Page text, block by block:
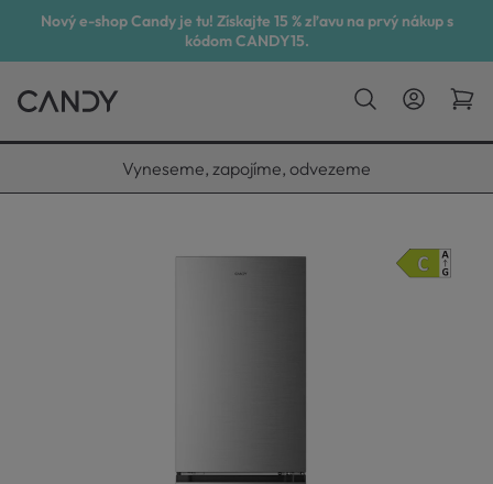
Nový e-shop Candy je tu! Získajte 15 % zľavu na prvý nákup s
kódom CANDY15.
Vyneseme, zapojíme, odvezeme